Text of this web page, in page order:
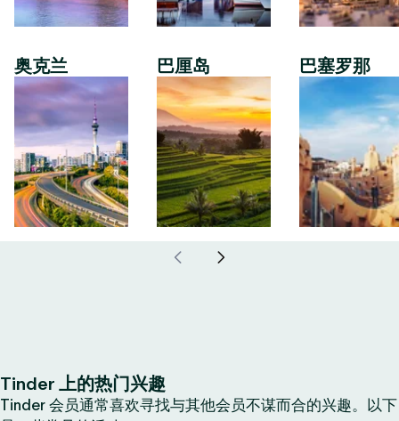
奥克兰 巴厘岛 巴塞罗那
Tinder 上的热门兴趣
Tinder 会员通常喜欢寻找与其他会员不谋而合的兴趣。以下